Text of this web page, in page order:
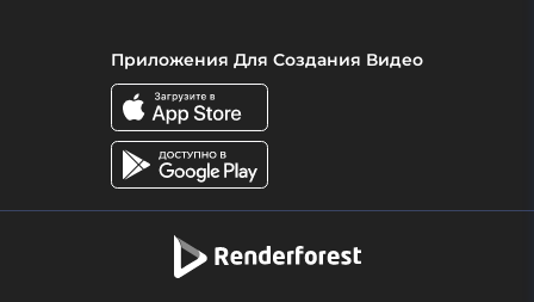
Приложения Для Создания Видео